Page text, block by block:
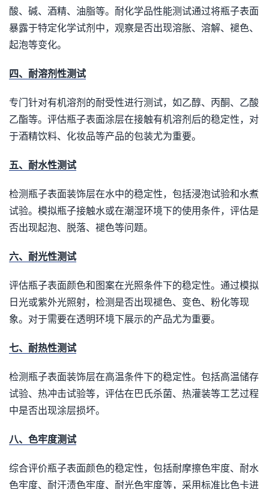
酸、碱、酒精、油脂等。耐化学品性能测试通过将瓶子表面
暴露于特定化学试剂中，观察是否出现溶胀、溶解、褪色、
起泡等变化。
四、耐溶剂性测试
专门针对有机溶剂的耐受性进行测试，如乙醇、丙酮、乙酸
乙酯等。评估瓶子表面涂层在接触有机溶剂后的稳定性，对
于酒精饮料、化妆品等产品的包装尤为重要。
五、耐水性测试
检测瓶子表面装饰层在水中的稳定性，包括浸泡试验和水煮
试验。模拟瓶子接触水或在潮湿环境下的使用条件，评估是
否出现起泡、脱落、褪色等问题。
六、耐光性测试
评估瓶子表面颜色和图案在光照条件下的稳定性。通过模拟
日光或紫外光照射，检测是否出现褪色、变色、粉化等现
象。对于需要在透明环境下展示的产品尤为重要。
七、耐热性测试
检测瓶子表面装饰层在高温条件下的稳定性。包括高温储存
试验、热冲击试验等，评估在巴氏杀菌、热灌装等工艺过程
中是否出现涂层损坏。
八、色牢度测试
综合评价瓶子表面颜色的稳定性，包括耐摩擦色牢度、耐水
色牢度、耐汗渍色牢度、耐光色牢度等，采用标准比色卡进